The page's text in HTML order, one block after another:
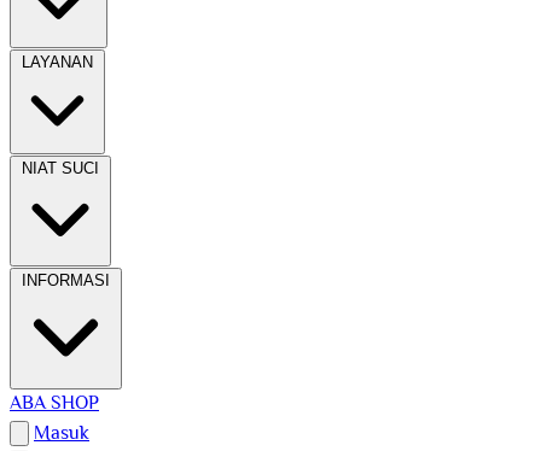
LAYANAN
NIAT SUCI
INFORMASI
ABA SHOP
Masuk